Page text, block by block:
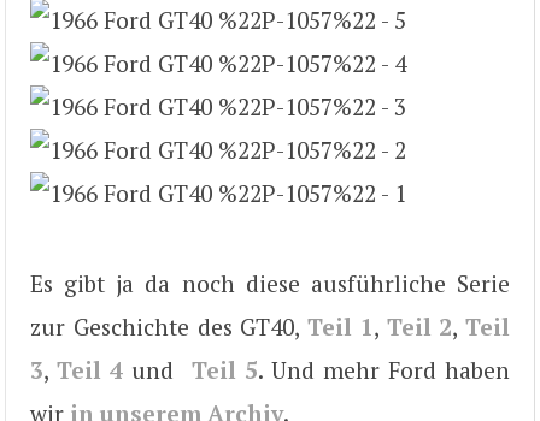
Es gibt ja da noch diese ausführliche Serie
zur Geschichte des GT40, Teil 1, Teil 2, Teil
3,Teil 4 und Teil 5. Und mehr Ford haben
wir in unserem Archiv.